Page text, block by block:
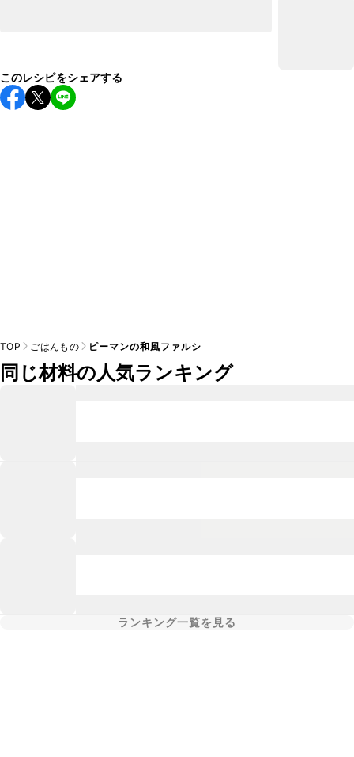
このレシピをシェアする
TOP ごはんもの ピーマンの和風ファルシ
同じ材料の人気ランキング
ランキング一覧を見る